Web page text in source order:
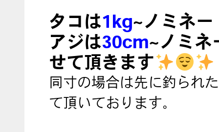
タコは1kg~ノミネー
アジは30cm~ノミネ
せて頂きます
同寸の場合は先に釣られ
て頂いております。